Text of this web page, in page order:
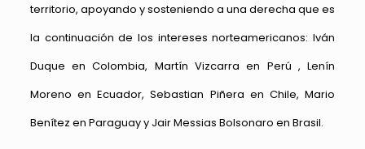
territorio, apoyando y sosteniendo a una derecha que es
la continuación de los intereses norteamericanos: Iván
Duque en Colombia, Martín Vizcarra en Perú , Lenín
Moreno en Ecuador, Sebastian Piñera en Chile, Mario
Benítez en Paraguay y Jair Messias Bolsonaro en Brasil.